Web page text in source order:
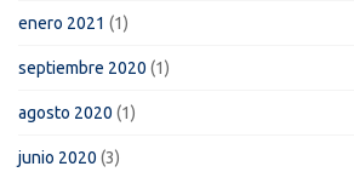
enero 2021 (1)
septiembre 2020 (1)
agosto 2020 (1)
junio 2020 (3)